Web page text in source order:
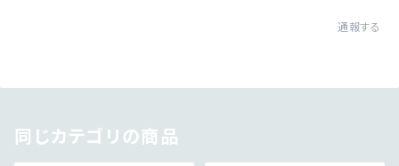
通報する
同じカテゴリの商品